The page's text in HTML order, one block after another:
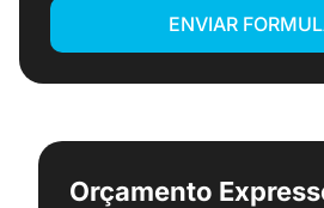
ENVIAR
Orçamento